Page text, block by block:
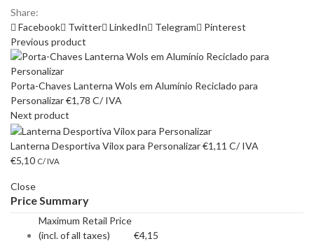
Share:
Facebook
Twitter LinkedIn Telegram
Pinterest
Previous product
Porta-Chaves Lanterna Wols em Alumínio Reciclado para
Personalizar€1,78 C/ IVA
Next product
Lanterna Desportiva Vilox para Personalizar€1,11 C/ IVA
€5,10 C/ IVA
Close
Price Summary
Maximum Retail Price
(incl. of all taxes)
€4,15